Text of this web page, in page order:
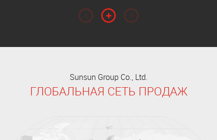
Sunsun Group Co., Ltd.
ГЛОБАЛЬНАЯ СЕТЬ ПРОДАЖ